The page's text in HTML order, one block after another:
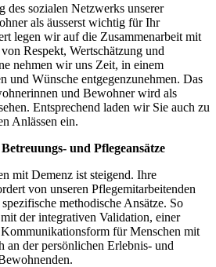
des sozialen Netzwerks unserer
als äusserst wichtig für Ihr
legen wir auf die Zusammenarbeit mit
Respekt, Wertschätzung und
nehmen wir uns Zeit, in einem
und Wünsche entgegenzunehmen. Das
und Bewohner wird als
Entsprechend laden wir Sie auch zu
Anlässen ein.
und Pflegeansätze
mit Demenz ist steigend. Ihre
von unseren Pflegemitarbeitenden
methodische Ansätze. So
der integrativen Validation, einer
für Menschen mit
an der persönlichen Erlebnis- und